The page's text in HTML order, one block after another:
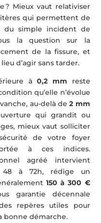
? Mieux vaut relativiser
qui permettent de
du simple incident de
la question sur la
de la fissure, et
d’agir sans tarder.
à0,2 mm reste
qu’elle n’évolue
au-delà de2 mm
qui grandit ou
mieux vaut solliciter
de votre foyer
à ces indices.
agréé intervient
48 à 72h, rédige un
150 à 300 €
garantie décennale
repères utiles pour
bonne démarche.